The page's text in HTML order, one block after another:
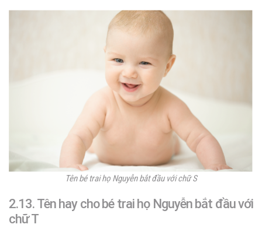
Tên bé trai họ Nguyễn bắt đầu với chữ S
2.13. Tên hay cho bé trai họ Nguyễn bắt đầu với
chữ T